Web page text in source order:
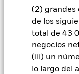
(2) grandes
de los
total de 43
negocios
(iii) un
lo largo del
(también
similares a las de
valores están
cambio,
Todas las clases de
fondo utilizan
uso de derivados